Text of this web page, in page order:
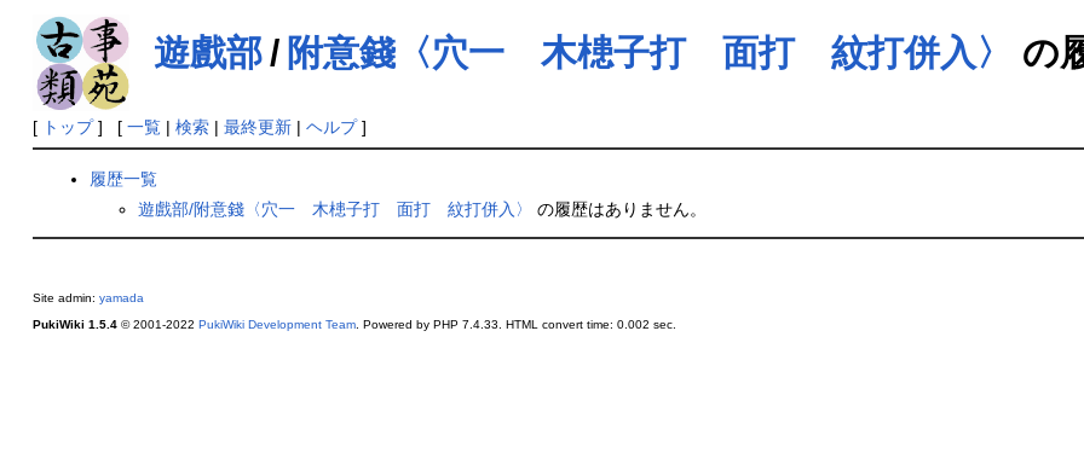
遊戲部/ 附意錢〈穴一 木槵子打 面打 紋打併入〉 の
[ トップ] [ 一覧| 検索| 最終更新| ヘルプ]
履歴一覧
遊戲部/附意錢〈穴一 木槵子打 面打 紋打併入〉
の履歴はありません。
Site admin: yamada
PukiWiki 1.5.4© 2001-2022 PukiWiki Development Team. Powered by PHP 7.4.33. HTML convert time: 0.002 sec.